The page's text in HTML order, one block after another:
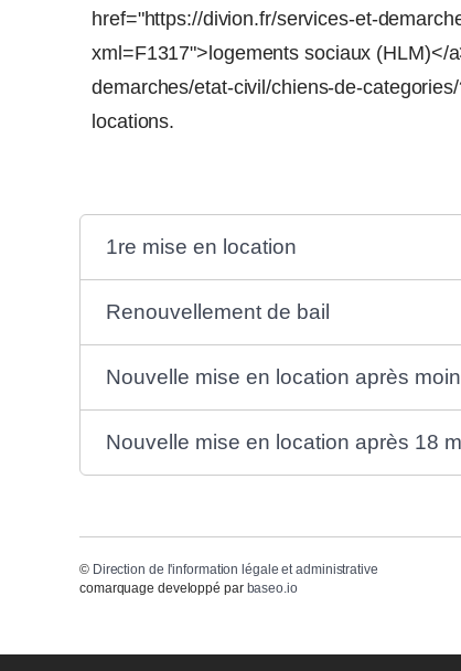
href="https://divion.fr/services-et-
xml=F1317">logements sociaux (HLM)</
demarches/etat-civil/chiens-de-
locations.
1re mise en location
Renouvellement de bail
Nouvelle mise en location après
Nouvelle mise en location après 18
© Direction de l'information légale et administrative
comarquage developpé par baseo.io